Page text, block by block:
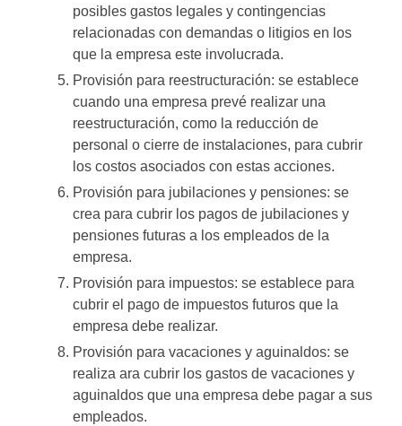
posibles gastos legales y contingencias
relacionadas con demandas o litigios en los
que la empresa este involucrada.
Provisión para reestructuración: se establece
cuando una empresa prevé realizar una
reestructuración, como la reducción de
personal o cierre de instalaciones, para cubrir
los costos asociados con estas acciones.
Provisión para jubilaciones y pensiones: se
crea para cubrir los pagos de jubilaciones y
pensiones futuras a los empleados de la
empresa.
Provisión para impuestos: se establece para
cubrir el pago de impuestos futuros que la
empresa debe realizar.
Provisión para vacaciones y aguinaldos: se
realiza ara cubrir los gastos de vacaciones y
aguinaldos que una empresa debe pagar a sus
empleados.